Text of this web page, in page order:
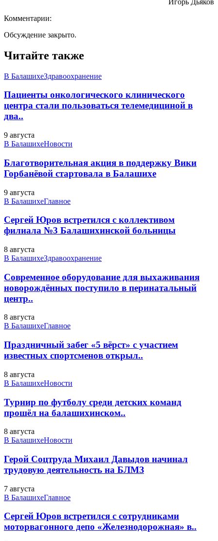
Комментарии:
Обсуждение закрыто.
Читайте также
В БалашихеЗдравоохранение
Пациенты онкологического клинического
центра стали пользоваться телемедициной в
два..
9 августа
В БалашихеНовости
Благотворительная акция в поддержку Вики
Горбанёвой стартовала в Балашихе
9 августа
В БалашихеГлавное
Сергей Юров встретился с коллективом
филиала №3 Балашихинской больницы
8 августа
В БалашихеЗдравоохранение
Современное оборудование для выхаживания
новорождённых поступило в перинатальный
центр..
8 августа
В БалашихеГлавное
Праздничный забег «5 вёрст» с участием
известных спортсменов открыл..
8 августа
В БалашихеНовости
Турнир по футболу среди детских команд
прошёл на балашихинском..
8 августа
В БалашихеНовости
Герой Соцтруда Михаил Давыдов начинал
трудовую деятельность на БЛМЗ
7 августа
В БалашихеГлавное
Сергей Юров встретился с сотрудниками
моторвагонного депо «Железнодорожная» в..